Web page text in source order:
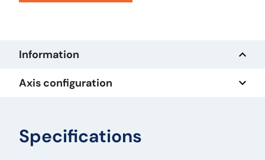
Information
Axis configuration
Specifications